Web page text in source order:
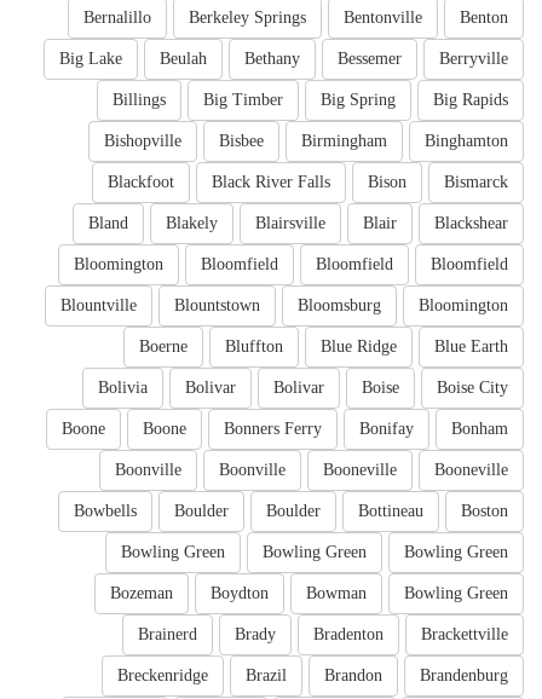
Benton
Bentonville
Berkeley Springs
Bernalillo
Berryville
Bessemer
Bethany
Beulah
Big Lake
Big Rapids
Big Spring
Big Timber
Billings
Binghamton
Birmingham
Bisbee
Bishopville
Bismarck
Bison
Black River Falls
Blackfoot
Blackshear
Blair
Blairsville
Blakely
Bland
Bloomfield
Bloomfield
Bloomfield
Bloomington
Bloomington
Bloomsburg
Blountstown
Blountville
Blue Earth
Blue Ridge
Bluffton
Boerne
Boise City
Boise
Bolivar
Bolivar
Bolivia
Bonham
Bonifay
Bonners Ferry
Boone
Boone
Booneville
Booneville
Boonville
Boonville
Boston
Bottineau
Boulder
Boulder
Bowbells
Bowling Green
Bowling Green
Bowling Green
Bowling Green
Bowman
Boydton
Bozeman
Brackettville
Bradenton
Brady
Brainerd
Brandenburg
Brandon
Brazil
Breckenridge